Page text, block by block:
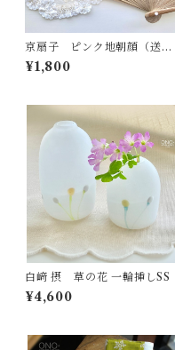
京扇子 ピンク地朝顔（送料
無料）
¥1,800
白﨑 摂 草の花 一輪挿しSS
¥4,600